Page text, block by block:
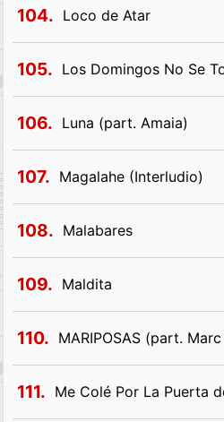
104. Loco de Atar
105. Los Domingos No Se
106. Luna (part. Amaia)
107. Magalahe (Interludio)
108. Malabares
109. Maldita
110. MARIPOSAS (part.
111. Me Colé Por La Puerta